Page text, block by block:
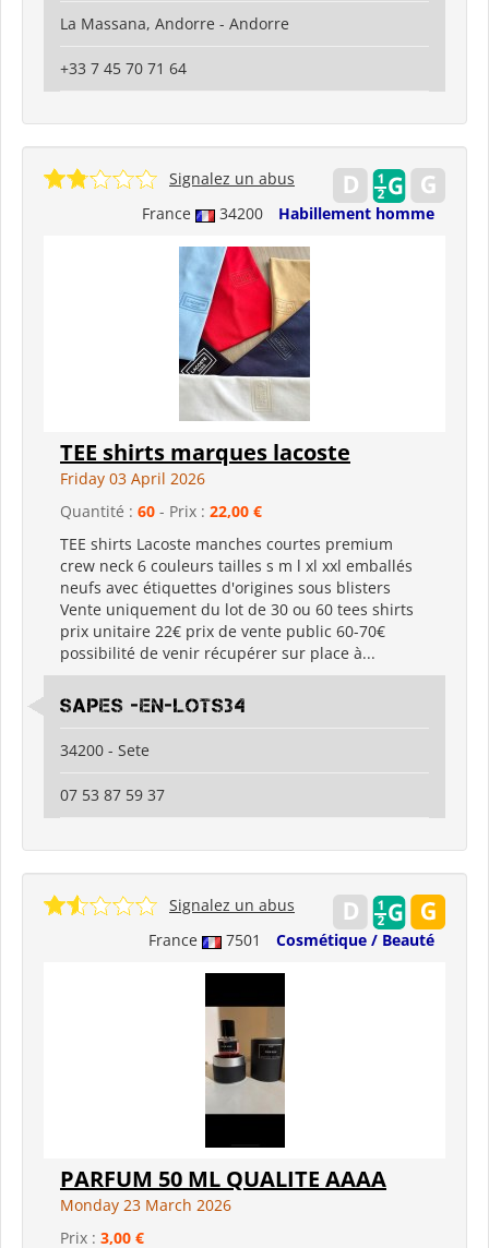
La Massana, Andorre - Andorre
+33 7 45 70 71 64
France 34200 Habillement homme
Signalez un abus
TEE shirts marques lacoste
Friday 03 April 2026
Quantité : 60 - Prix : 22,00 €
TEE shirts Lacoste manches courtes premium
crew neck 6 couleurs tailles s m l xl xxl emballés
neufs avec étiquettes d'origines sous blisters
Vente uniquement du lot de 30 ou 60 tees shirts
prix unitaire 22€ prix de vente public 60-70€
possibilité de venir récupérer sur place à...
Sapes -en-lots34
34200 - Sete
07 53 87 59 37
France 7501 Cosmétique / Beauté
Signalez un abus
PARFUM 50 ML QUALITE AAAA
Monday 23 March 2026
Prix : 3,00 €